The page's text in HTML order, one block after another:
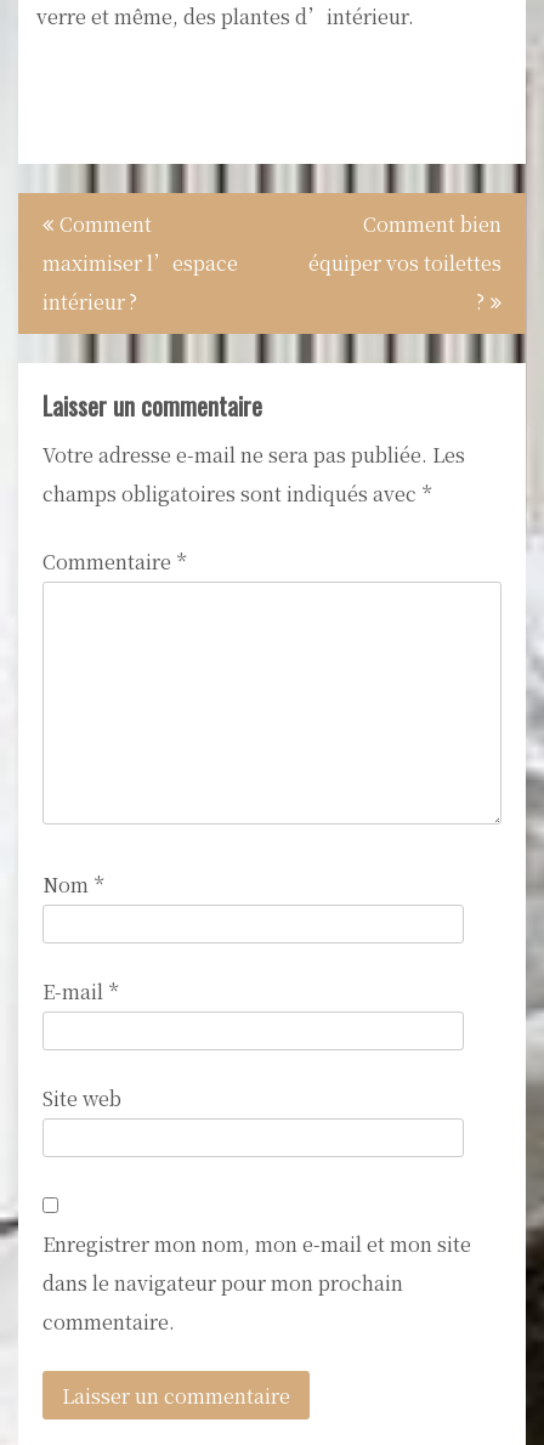
verre et même, des plantes d’intérieur.
Navigation
l’article
Comment
maximiser l’espace
intérieur ?
Comment bien
équiper vos toilettes
?
Laisser un commentaire
Votre adresse e-mail ne sera pas publiée. Les
champs obligatoires sont indiqués avec *
Commentaire *
Nom *
E-mail *
Site web
Enregistrer mon nom, mon e-mail et mon site
dans le navigateur pour mon prochain
commentaire.